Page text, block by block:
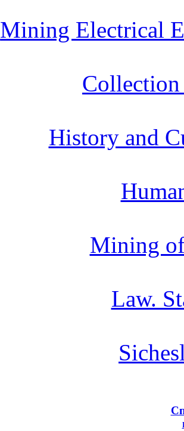
Mining Electrical
History and
Mining
Law.